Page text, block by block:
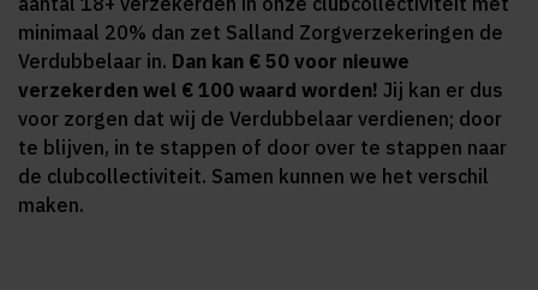
minimaal 20% dan zet Salland Zorgverzekeringen de
Verdubbelaar in. Dan kan € 50 voor nieuwe
verzekerden wel € 100 waard worden! Jij kan er dus
voor zorgen dat wij de Verdubbelaar verdienen; door
te blijven, in te stappen of door over te stappen naar
de clubcollectiviteit. Samen kunnen we het verschil
maken.